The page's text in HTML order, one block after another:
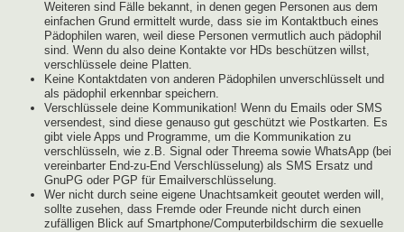
Weiteren sind Fälle bekannt, in denen gegen Personen aus dem
einfachen Grund ermittelt wurde, dass sie im Kontaktbuch eines
Pädophilen waren, weil diese Personen vermutlich auch pädophil
sind. Wenn du also deine Kontakte vor HDs beschützen willst,
verschlüssele deine Platten.
Keine Kontaktdaten von anderen Pädophilen unverschlüsselt und
als pädophil erkennbar speichern.
Verschlüssele deine Kommunikation! Wenn du Emails oder SMS
versendest, sind diese genauso gut geschützt wie Postkarten. Es
gibt viele Apps und Programme, um die Kommunikation zu
verschlüsseln, wie z.B. Signal oder Threema sowie WhatsApp (bei
vereinbarter End-zu-End Verschlüsselung) als SMS Ersatz und
GnuPG oder PGP für Emailverschlüsselung.
Wer nicht durch seine eigene Unachtsamkeit geoutet werden will,
sollte zusehen, dass Fremde oder Freunde nicht durch einen
zufälligen Blick auf Smartphone/Computerbildschirm die sexuelle